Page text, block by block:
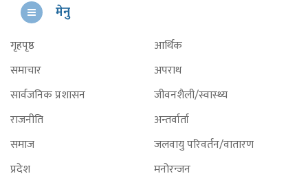
मेनु
गृहपृष्ठ
समाचार
सार्वजनिक प्रशासन
राजनीति
समाज
प्रदेश
आर्थिक
अपराध
जीवनशैली/स्वास्थ्य
अन्तर्वार्ता
जलवायु परिवर्तन/वातारण
मनोरन्जन